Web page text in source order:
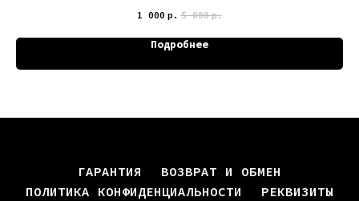
1 000 р. 5 000 р.
Подробнее
ГАРАНТИЯ
ВОЗВРАТ И ОБМЕН
ПОЛИТИКА КОНФИДЕНЦИАЛЬНОСТИ
РЕКВИЗИТЫ